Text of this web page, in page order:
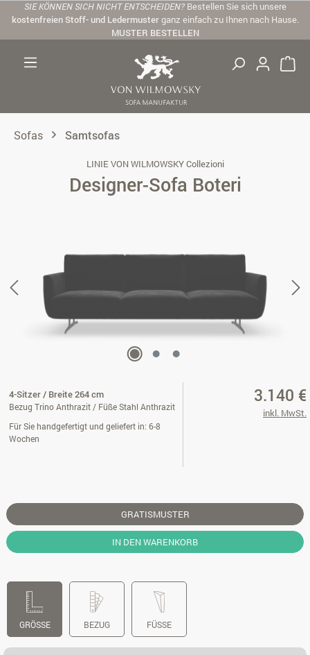
Zum Hauptinhalt springen
SIE KÖNNEN SICH NICHT ENTSCHEIDEN? Bestellen Sie sich unsere
kostenfreien Stoff- und Ledermusterganz einfach zu Ihnen nach Hause.
MUSTER BESTELLEN
Sofas Samtsofas
LINIE VON WILMOWSKY Collezioni
Designer-Sofa Boteri
4-Sitzer / Breite 264 cm
Bezug Trino Anthrazit / Füße Stahl Anthrazit
Für Sie handgefertigt und geliefert in: 6-8
Wochen
3.140 €
inkl. MwSt.
GRATISMUSTER
IN DEN WARENKORB
GRÖSSE BEZUG FÜSSE